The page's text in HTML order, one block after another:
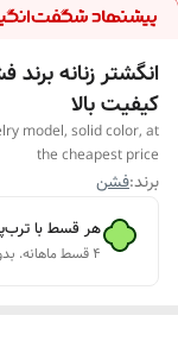
انگشتر زنانه
کیفیت بالا
model, solid color, at
the cheapest price
برند:فشن
هر قسط با
۴ قسط ماهانه. بدون سود، چک و ضامن.